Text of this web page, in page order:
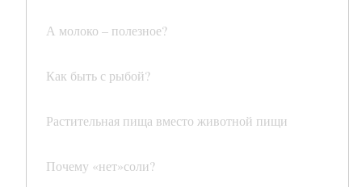
А молоко – полезное?
Как быть с рыбой?
Растительная пища вместо животной пищи
Почему «нет»соли?